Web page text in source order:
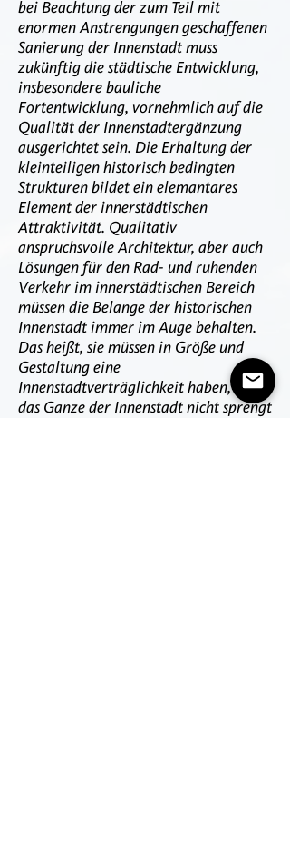
bei Beachtung der zum Teil mit
enormen Anstrengungen geschaffenen
Sanierung der Innenstadt muss
zukünftig die städtische Entwicklung,
insbesondere bauliche
Fortentwicklung, vornehmlich auf die
Qualität der Innenstadtergänzung
ausgerichtet sein. Die Erhaltung der
kleinteiligen historisch bedingten
Strukturen bildet ein elemantares
Element der innerstädtischen
Attraktivität. Qualitativ
anspruchsvolle Architektur, aber auch
Lösungen für den Rad- und ruhenden
Verkehr im innerstädtischen Bereich
müssen die Belange der historischen
Innenstadt immer im Auge behalten.
Das heißt, sie müssen in Größe und
Gestaltung eine
Innenstadtverträglichkeit haben, die
das Ganze der Innenstadt nicht sprengt